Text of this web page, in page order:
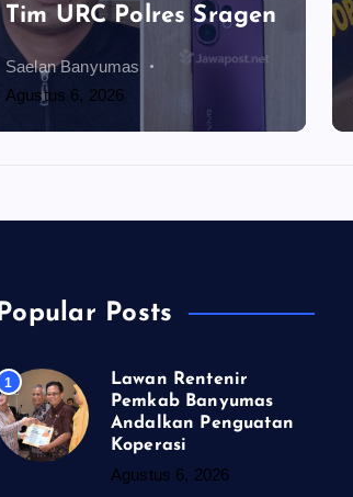
Tim URC Polres Sragen
Saelan Banyumas
Agustus 6, 2026
Popular Posts
1
Lawan Rentenir
Pemkab Banyumas
Andalkan Penguatan
Koperasi
Agustus 6, 2026